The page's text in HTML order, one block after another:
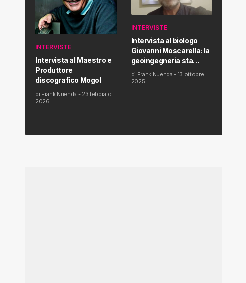
INTERVISTE
Intervista al Maestro e
Produttore
discografico Mogol
di Frank Nuenda - 23 febbraio
2026
INTERVISTE
Intervista al biologo
Giovanni Moscarella: la
geoingegneria sta
modificando il clima e la
salute dell’uomo
di Frank Nuenda - 13 ottobre
2025